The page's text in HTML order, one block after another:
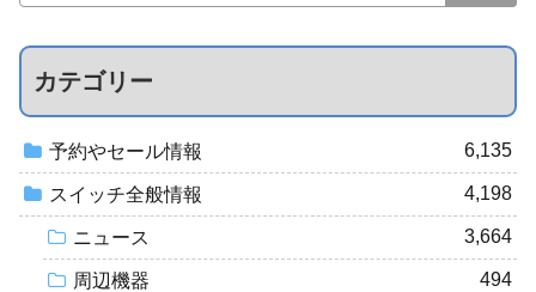
カテゴリー
予約やセール情報 6,135
スイッチ全般情報 4,198
ニュース 3,664
周辺機器 494